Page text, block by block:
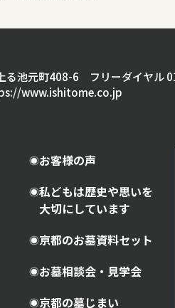
る池元町408-6 フリーダイヤル
www.ishitome.co.jp
お客様の声
私どもは歴史や思いを
大切にしています
京都のお墓資料セット
お墓相談会・見学会
京都の墓じまい